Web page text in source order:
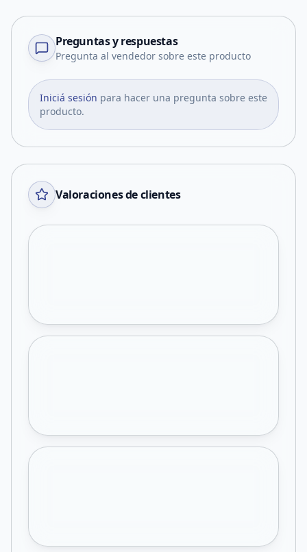
Preguntas y respuestas
Pregunta al vendedor sobre este producto
Iniciá sesión para hacer una pregunta sobre este
producto.
Valoraciones de clientes